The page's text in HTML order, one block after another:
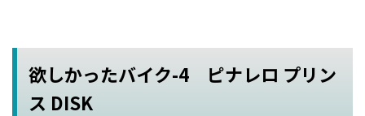
欲しかったバイク-4 ピナレロ プリン
ス DISK